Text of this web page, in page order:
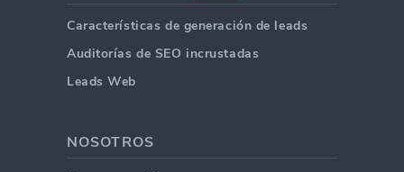
Características de generación de leads
Auditorías de SEO incrustadas
Leads Web
NOSOTROS